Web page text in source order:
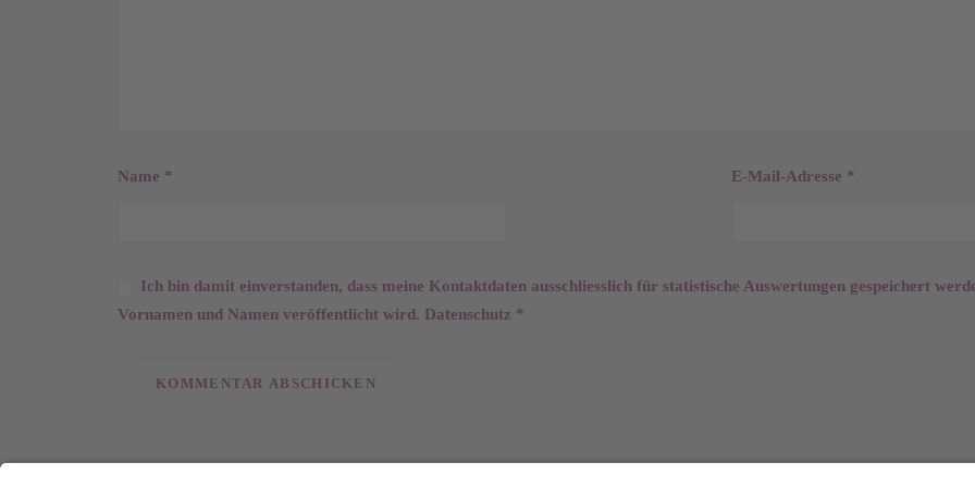
Name * E-Mail-Adresse *
Ich bin damit einverstanden, dass meine Kontaktdaten ausschliesslich für statistische Auswertungen gespeichert
Vornamen und Namen veröffentlicht wird. Datenschutz *